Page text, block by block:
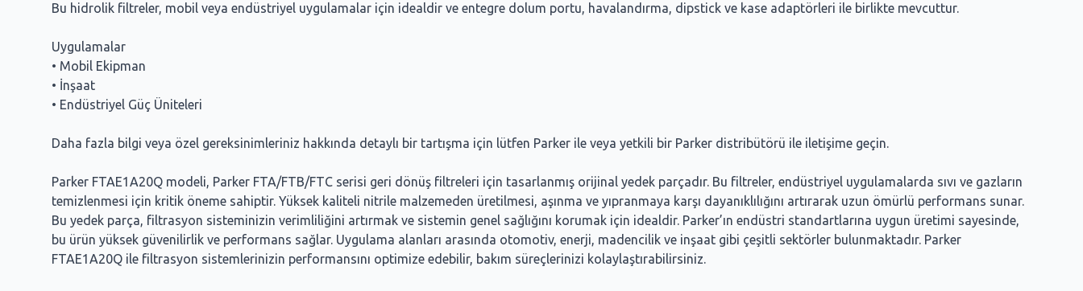
Bu hidrolik filtreler, mobil veya endüstriyel uygulamalar için idealdir ve entegre dolum portu, havalandırma, dipstick ve kase adaptörleri ile birlikte mevcuttur.
Uygulamalar
• Mobil Ekipman
• İnşaat
• Endüstriyel Güç Üniteleri
Daha fazla bilgi veya özel gereksinimleriniz hakkında detaylı bir tartışma için lütfen Parker ile veya yetkili bir Parker distribütörü ile iletişime geçin.
Parker FTAE1A20Q modeli, Parker FTA/FTB/FTC serisi geri dönüş filtreleri için tasarlanmış orijinal yedek parçadır. Bu filtreler, endüstriyel uygulamalarda sıvı ve gazların
temizlenmesi için kritik öneme sahiptir. Yüksek kaliteli nitrile malzemeden üretilmesi, aşınma ve yıpranmaya karşı dayanıklılığını artırarak uzun ömürlü performans sunar.
Bu yedek parça, filtrasyon sisteminizin verimliliğini artırmak ve sistemin genel sağlığını korumak için idealdir. Parker’ın endüstri standartlarına uygun üretimi sayesinde,
bu ürün yüksek güvenilirlik ve performans sağlar. Uygulama alanları arasında otomotiv, enerji, madencilik ve inşaat gibi çeşitli sektörler bulunmaktadır. Parker
FTAE1A20Q ile filtrasyon sistemlerinizin performansını optimize edebilir, bakım süreçlerinizi kolaylaştırabilirsiniz.